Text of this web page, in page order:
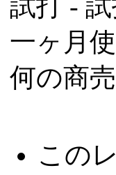
試打 -
一ヶ月
何の商
この